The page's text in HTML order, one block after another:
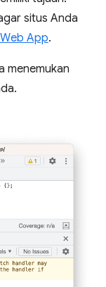
situs Anda
App.
menemukan